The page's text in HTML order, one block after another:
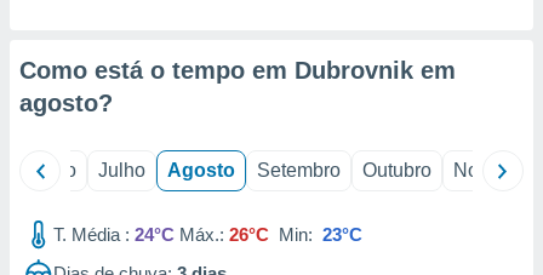
1199
Como está o tempo em Dubrovnik em
agosto?
Junho Julho Agosto Setembro Outubro Novembro
T. Média : 24°C Máx.: 26°C Min: 23°C